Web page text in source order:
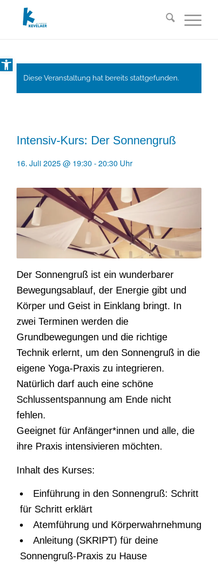
Open toolbar
Diese Veranstaltung hat bereits stattgefunden.
Intensiv-Kurs: Der Sonnengruß
16. Juli 2025 @ 19:30 -20:30
Der Sonnengruß ist ein wunderbarer
Bewegungsablauf, der Energie gibt und
Körper und Geist in Einklang bringt. In
zwei Terminen werden die
Grundbewegungen und die richtige
Technik erlernt, um den Sonnengruß in die
eigene Yoga-Praxis zu integrieren.
Natürlich darf auch eine schöne
Schlussentspannung am Ende nicht
fehlen.
Geeignet für Anfänger*innen und alle, die
ihre Praxis intensivieren möchten.
Inhalt des Kurses:
Einführung in den Sonnengruß: Schritt
für Schritt erklärt
Atemführung und Körperwahrnehmung
Anleitung (SKRIPT) für deine
Sonnengruß-Praxis zu Hause